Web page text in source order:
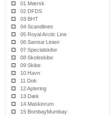
01 Mærsk
02 DFDS
03 BHT
04 Scandlines
05 Royal Arctic Line
06 Samsø Linien
07 Specialskibe
08 Skoleskibe
09 Skibe
10 Havn
11 Dok
12 Aptering
13 Dæk
14 Maskinrum
15 BombayMumbay